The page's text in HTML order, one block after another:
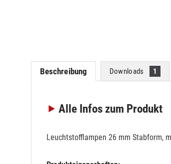
Beschreibung Downloads 1
Alle Infos zum Produkt
Leuchtstofflampen 26 mm Stabform,